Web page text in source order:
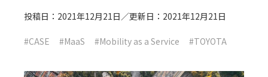
投稿日：2021年12月21日／更新日：2021年12月21日
#CASE #MaaS #Mobility as a Service #TOYOTA